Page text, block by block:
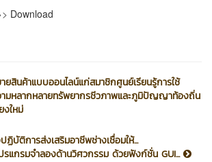
Download
ยสินค้าแบบออนไลน์แก่สมาชิกศูนย์เรียนรู้การใช้
ามหลากหลายทรัพยากรชีวภาพและภูมิปัญญาท้องถิ่น
งใหม่
บัติการส่งเสริมอาชีพช่างเชื่อมให้...
รแกรมจำลองด้านวิศวกรรม ด้วยฟังก์ชั่น GUI...